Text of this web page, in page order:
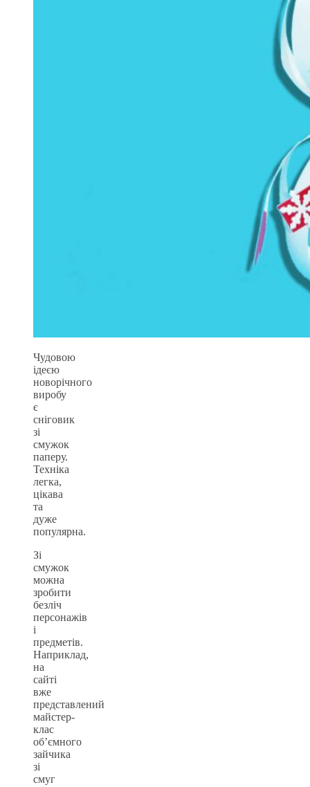
Чудовою
ідеєю
новорічного
виробу
є
сніговик
зі
смужок
паперу.
Техніка
легка,
цікава
та
дуже
популярна.
Зі
смужок
можна
зробити
безліч
персонажів
і
предметів.
Наприклад,
на
сайті
вже
представлений
майстер-
клас
об’ємного
зайчика
зі
смуг